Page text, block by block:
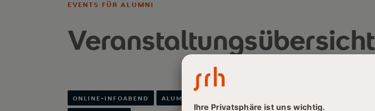
EVENTS FÜR ALUMNI
Veranstaltungsübersicht
ONLINE-INFOABEND ALUMNI